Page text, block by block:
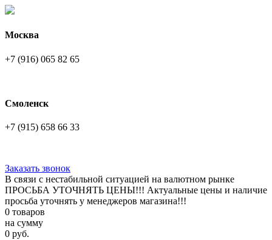
Москва
+7 (916) 065 82 65
Смоленск
+7 (915) 658 66 33
Заказать звонок
В связи с нестабильной ситуацией на валютном рынке
ПРОСЬБА УТОЧНЯТЬ ЦЕНЫ!!! Актуальные цены и наличие
просьба уточнять у менеджеров магазина!!!
0 товаров
на сумму
0 руб.